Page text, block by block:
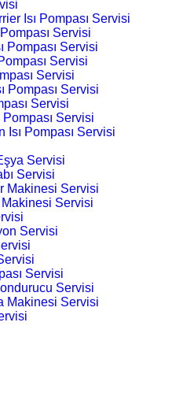
Isı Pompası Servisi
Servisi
Pompası Servisi
Servisi
Servisi
Pompası Servisi
Servisi
Pompası Servisi
Isı Pompası Servisi
Servisi
Servisi
Makinesi Servisi
Servisi
Servisi
Servisi
Servisi
Makinesi Servisi